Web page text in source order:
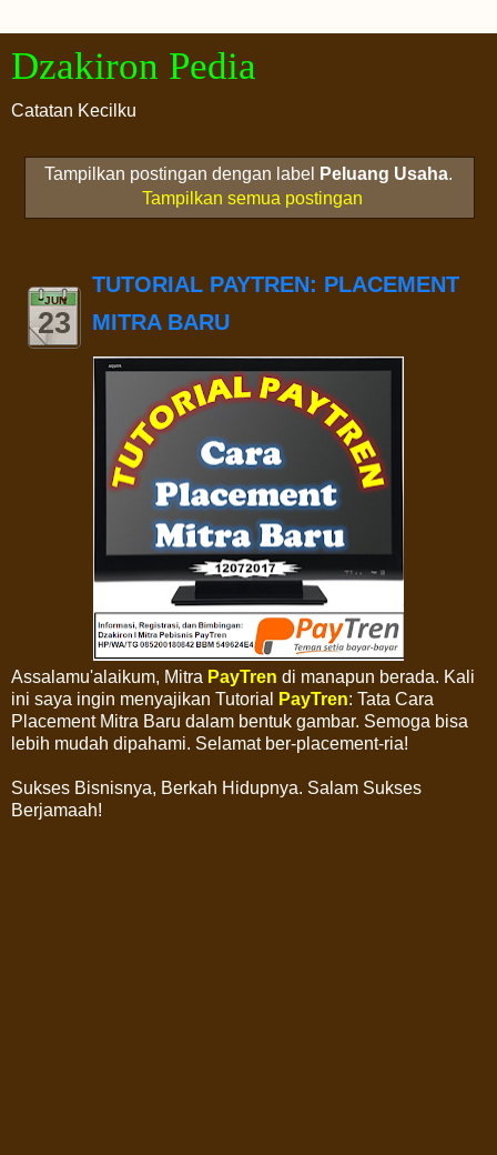
Dzakiron Pedia
Catatan Kecilku
Tampilkan postingan dengan label Peluang Usaha.
Tampilkan semua postingan
JUN
23
TUTORIAL PAYTREN: PLACEMENT
MITRA BARU
Assalamu'alaikum, Mitra PayTren di manapun berada. Kali
ini saya ingin menyajikan Tutorial
PayTren: Tata Cara
Placement Mitra Baru dalam bentuk gambar. Semoga bisa
lebih mudah dipahami. Selamat ber-placement-ria!
Sukses Bisnisnya, Berkah Hidupnya. Salam Sukses
Berjamaah!